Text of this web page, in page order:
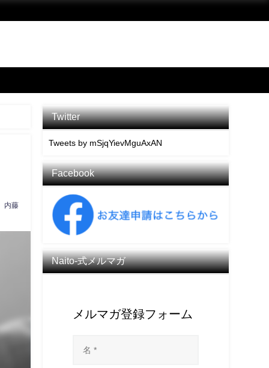
内藤
Twitter
Tweets by mSjqYievMguAxAN
Facebook
Naito-式メルマガ
メルマガ登録フォーム